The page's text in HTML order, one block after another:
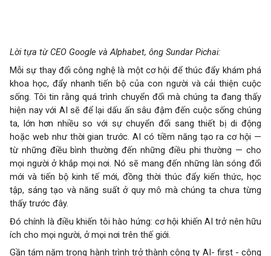
Lời tựa từ CEO Google và Alphabet, ông Sundar Pichai:
Mỗi sự thay đổi công nghệ là một cơ hội để thúc đẩy khám phá
khoa học, đẩy nhanh tiến bộ của con người và cải thiện cuộc
sống. Tôi tin rằng quá trình chuyển đổi mà chúng ta đang thấy
hiện nay với AI sẽ để lại dấu ấn sâu đậm đến cuộc sống chúng
ta, lớn hơn nhiều so với sự chuyển đổi sang thiết bị di động
hoặc web như thời gian trước. AI có tiềm năng tạo ra cơ hội —
từ những điều bình thường đến những điều phi thường — cho
mọi người ở khắp mọi nơi. Nó sẽ mang đến những làn sóng đổi
mới và tiến bộ kinh tế mới, đồng thời thúc đẩy kiến ​​thức, học
tập, sáng tạo và năng suất ở quy mô mà chúng ta chưa từng
thấy trước đây.
Đó chính là điều khiến tôi hào hứng: cơ hội khiến AI trở nên hữu
ích cho mọi người, ở mọi nơi trên thế giới.
Gần tám năm trong hành trình trở thành công ty AI- first - công